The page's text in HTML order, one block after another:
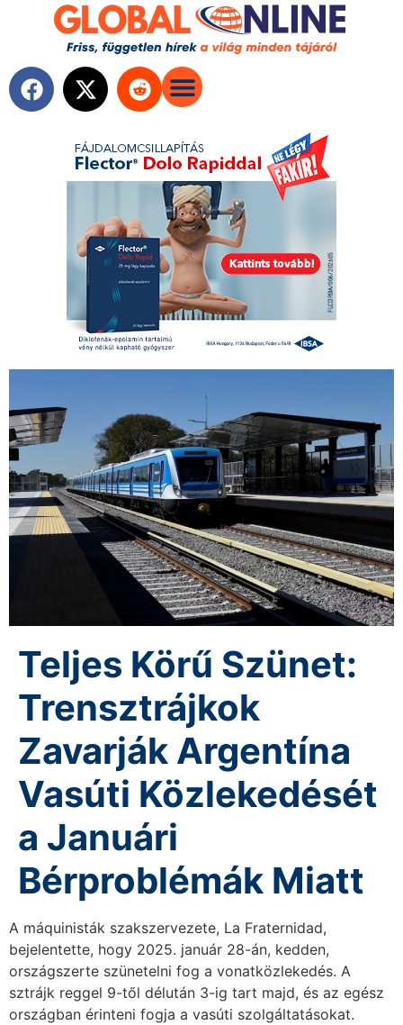
Teljes Körű Szünet:
Trensztrájkok
Zavarják Argentína
Vasúti Közlekedését
a Januári
Bérproblémák Miatt
A máquinisták szakszervezete, La Fraternidad,
bejelentette, hogy 2025. január 28-án, kedden,
országszerte szünetelni fog a vonatközlekedés. A
sztrájk reggel 9-től délután 3-ig tart majd, és az egész
országban érinteni fogja a vasúti szolgáltatásokat.